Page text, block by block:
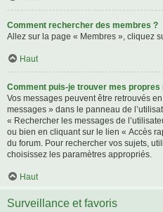
Comment rechercher des membres ?
Allez sur la page « Membres », cliquez
Haut
Comment puis-je trouver mes
Vos messages peuvent être retrouvés
messages » dans le panneau de
« Rechercher les messages de
ou bien en cliquant sur le lien « Accès
du forum. Pour rechercher vos sujets,
choisissez les paramètres appropriés.
Haut
Surveillance et favoris